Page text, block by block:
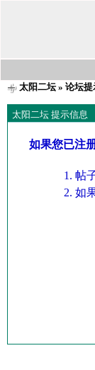
太阳二坛» 论坛提
太阳二坛 提示信息
如果您已注
帖
如